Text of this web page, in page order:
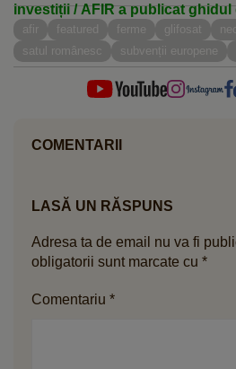
investiții / AFIR a publicat ghidul
afir featured ferme glifosat
satul românesc
subvenții europene
COMENTARII
LASĂ UN RĂSPUNS
Adresa ta de email nu va fi
obligatorii sunt marcate cu *
Comentariu *